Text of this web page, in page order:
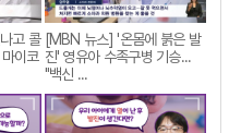
고 콜
이코
[MBN 뉴스] '온몸에 붉은 발
진' 영유아 수족구병 기승...
"백신 ...